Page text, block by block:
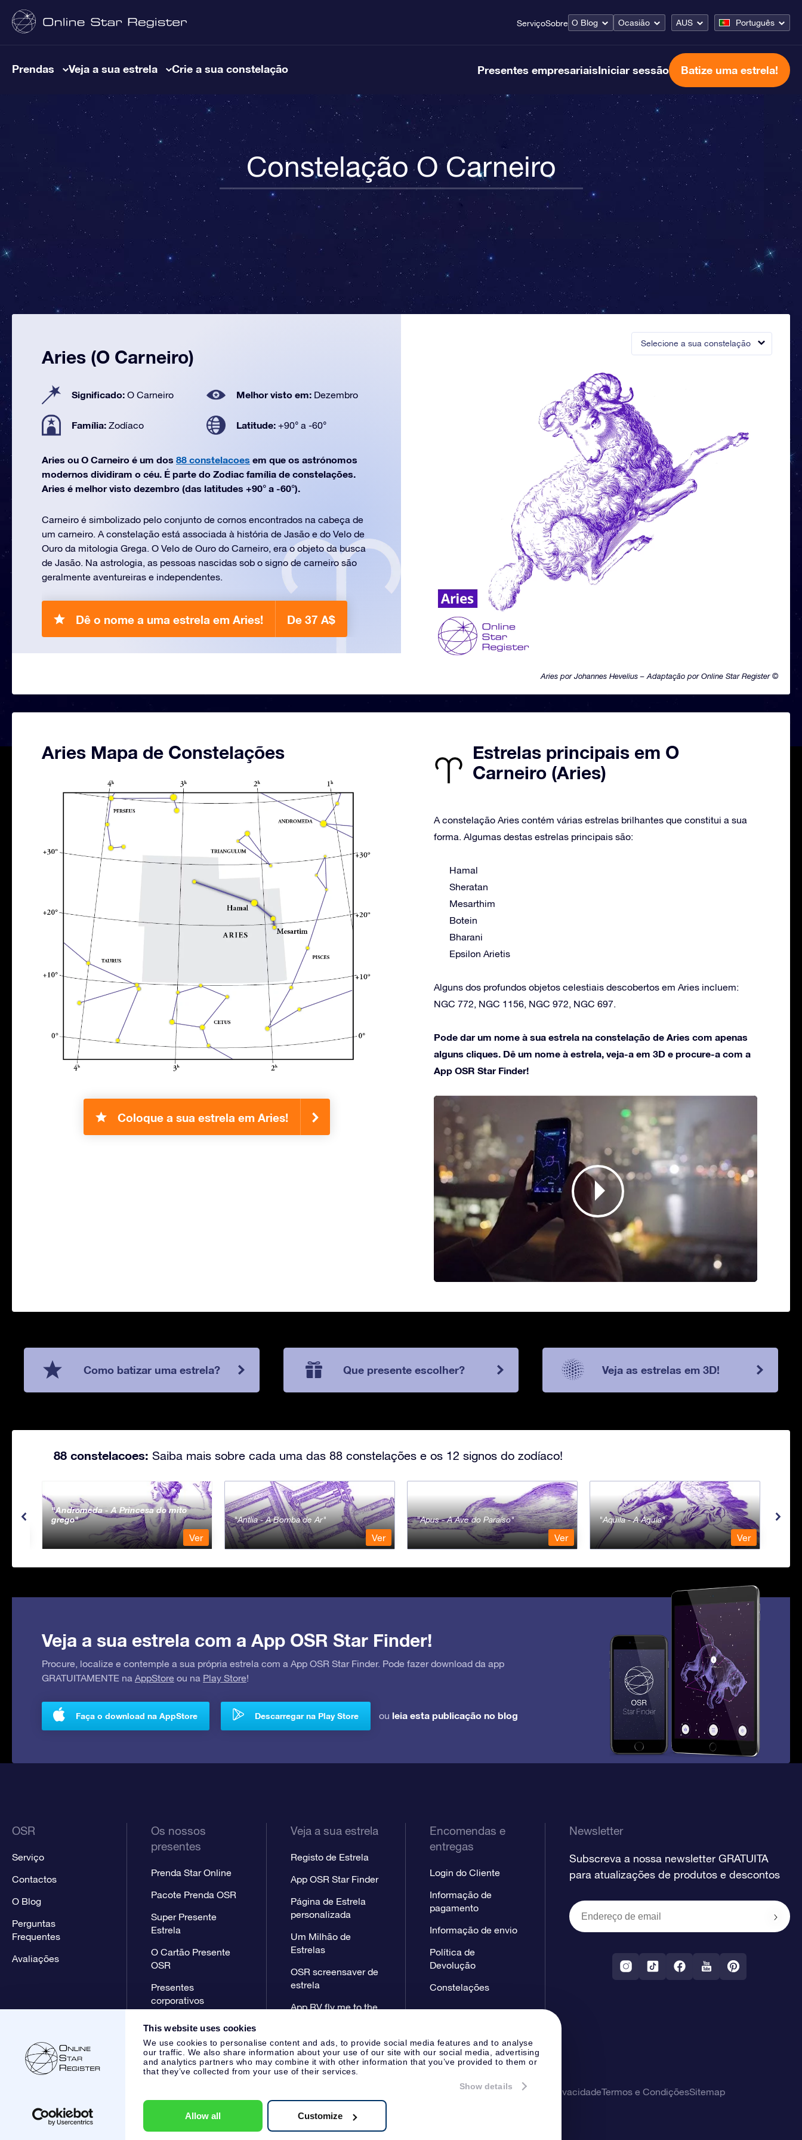
This website uses cookies
We use cookies to personalise content and ads, to provide social media features and to analyse
our traffic. We also share information about your use of our site with our social media, advertising
and analytics partners who may combine it with other information that you’ve provided to them or
that they’ve collected from your use of their services.
Show details
Allow all Customize
ServiçoSobre O Blog Ocasião AUS Português
Prendas Veja a sua estrela Crie a sua constelação Presentes empresariaisIniciar sessão Batize uma estrela!
Constelação O Carneiro
Selecione a sua constelação
Aries por Johannes Hevelius – Adaptação por Online Star Register ©
Aries (O Carneiro)
Significado: O Carneiro Melhor visto em: Dezembro
Família: Zodíaco Latitude: +90° a -60°
Aries ou O Carneiro é um dos 88 constelacoes em que os astrónomos
modernos dividiram o céu. É parte do Zodiac família de constelações.
Aries é melhor visto dezembro (das latitudes +90° a -60°).
Carneiro é simbolizado pelo conjunto de cornos encontrados na cabeça de
um carneiro. A constelação está associada à história de Jasão e do Velo de
Ouro da mitologia Grega. O Velo de Ouro do Carneiro, era o objeto da busca
de Jasão. Na astrologia, as pessoas nascidas sob o signo de carneiro são
geralmente aventureiras e independentes.
Dê o nome a uma estrela em Aries! De 37 A$
Aries Mapa de Constelações
Coloque a sua estrela em Aries!
Estrelas principais em O
Carneiro (Aries)
A constelação Aries contém várias estrelas brilhantes que constitui a sua
forma. Algumas destas estrelas principais são:
Hamal
Sheratan
Mesarthim
Botein
Bharani
Epsilon Arietis
Alguns dos profundos objetos celestiais descobertos em Aries incluem:
NGC 772, NGC 1156, NGC 972, NGC 697.
Pode dar um nome à sua estrela na constelação de Aries com apenas
alguns cliques. Dê um nome à estrela, veja-a em 3D e procure-a com a
App OSR Star Finder!
Como batizar uma estrela? Que presente escolher? Veja as estrelas em 3D!
88 constelacoes: Saiba mais sobre cada uma das 88 constelações e os 12 signos do zodíaco!
Andromeda - A Princesa do mito
grego
Ver
Antlia - A Bomba de Ar
Ver
Apus - A Ave do Paraíso
Ver
Aquila - A Águia
Ver
Veja a sua estrela com a App OSR Star Finder!
Procure, localize e contemple a sua própria estrela com a App OSR Star Finder. Pode fazer download da app
GRATUITAMENTE na AppStore ou na Play Store!
Faça o download na AppStore Descarregar na Play Store ou leia esta publicação no blog
OSR
Serviço
Contactos
O Blog
Perguntas
Frequentes
Avaliações
Os nossos
presentes
Prenda Star Online
Pacote Prenda OSR
Super Presente
Estrela
O Cartão Presente
OSR
Presentes
corporativos
Veja a sua estrela
Registo de Estrela
App OSR Star Finder
Página de Estrela
personalizada
Um Milhão de
Estrelas
OSR screensaver de
estrela
App RV fly me to the
Encomendas e
entregas
Login do Cliente
Informação de
pagamento
Informação de envio
Política de
Devolução
Constelações
Newsletter
Subscreva a nossa newsletter GRATUITA
para atualizações de produtos e descontos
Apoio ao Cliente:help@osr.org KVK: 60333553, VAT: NL 8538.62.722B01
Página de ImprensaDeclaração de privacidadeTermos e CondiçõesSitemap